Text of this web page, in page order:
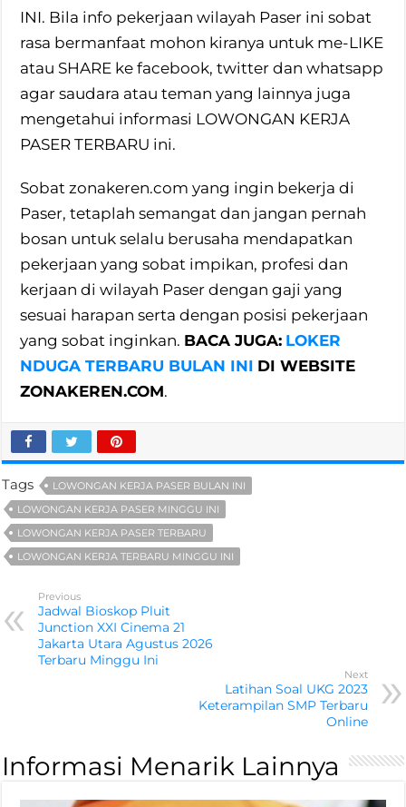
INI. Bila info pekerjaan wilayah Paser ini sobat
rasa bermanfaat mohon kiranya untuk me-LIKE
atau SHARE ke facebook, twitter dan whatsapp
agar saudara atau teman yang lainnya juga
mengetahui informasi LOWONGAN KERJA
PASER TERBARU ini.
Sobat zonakeren.com yang ingin bekerja di
Paser, tetaplah semangat dan jangan pernah
bosan untuk selalu berusaha mendapatkan
pekerjaan yang sobat impikan, profesi dan
kerjaan di wilayah Paser dengan gaji yang
sesuai harapan serta dengan posisi pekerjaan
yang sobat inginkan. BACA JUGA: LOKER
NDUGA TERBARU BULAN INI DI WEBSITE
ZONAKEREN.COM.
Tags
LOWONGAN KERJA PASER BULAN INI
LOWONGAN KERJA PASER MINGGU INI
LOWONGAN KERJA PASER TERBARU
LOWONGAN KERJA TERBARU MINGGU INI
Previous
Jadwal Bioskop Pluit
Junction XXI Cinema 21
Jakarta Utara Agustus 2026
Terbaru Minggu Ini
Next
Latihan Soal UKG 2023
Keterampilan SMP Terbaru
Online
Informasi Menarik Lainnya